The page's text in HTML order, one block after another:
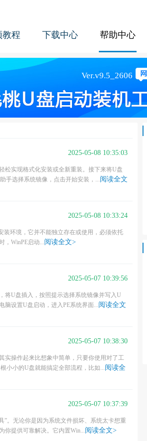
教程 下载中心 帮助中心
2025-05-08 10:35:03
松实现格式化安装或全新重装。接下来将U盘
手选择系统镜像，点击开始安装，...阅读全文
2025-05-08 10:33:24
装环境，它并不能独立存在或使用，必须依托
，WinPE启动...阅读全文>
2025-05-07 10:39:56
将U盘插入，按照提示选择系统镜像并写入U
脑设置U盘启动，进入PE系统界面...阅读全文
2025-05-07 10:38:30
实操作起来比想象中简单，只要你使用对了工
小小的U盘就能搞定全部流程，比如...阅读全
2025-05-07 10:37:39
”。无论你是因为系统文件损坏、系统太卡想重
你提供可靠解决。它内置Win...阅读全文>